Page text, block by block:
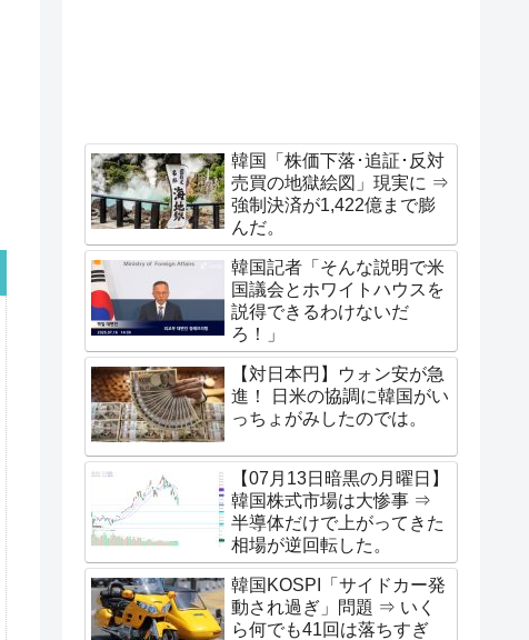
韓国「株価下落･追証･反対
売買の地獄絵図」現実に ⇒
強制決済が1,422億まで膨
んだ。
韓国記者「そんな説明で米
国議会とホワイトハウスを
説得できるわけないだ
ろ！」
【対日本円】ウォン安が急
進！ 日米の協調に韓国がい
っちょがみしたのでは。
【07月13日暗黒の月曜日】
韓国株式市場は大惨事 ⇒
半導体だけで上がってきた
相場が逆回転した。
韓国KOSPI「サイドカー発
動され過ぎ」問題 ⇒ いく
ら何でも41回は落ちすぎ